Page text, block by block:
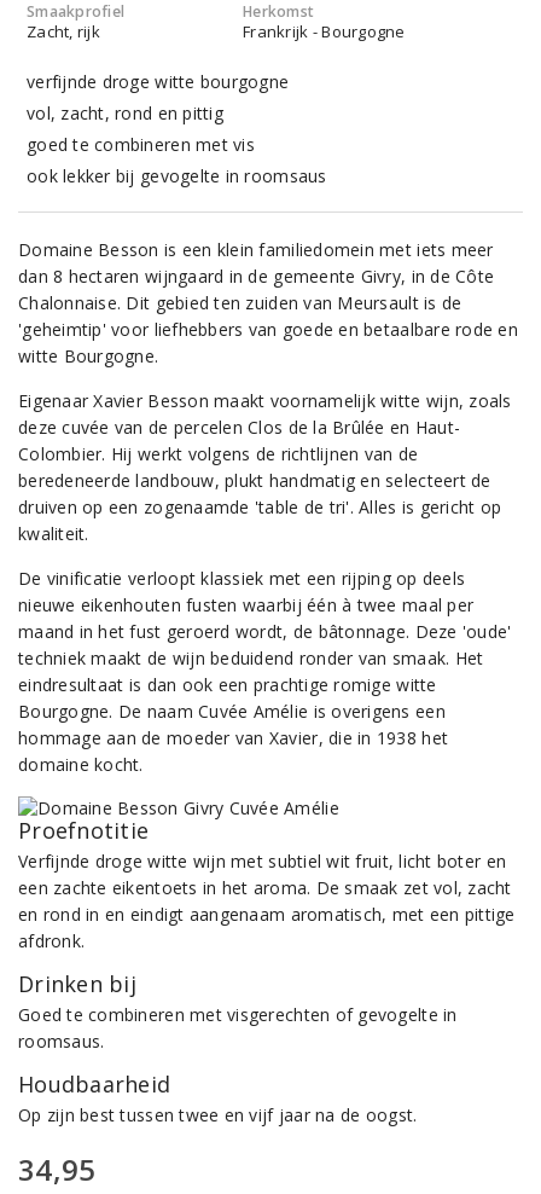
Smaakprofiel
Zacht, rijk
Herkomst
Frankrijk - Bourgogne
verfijnde droge witte bourgogne
vol, zacht, rond en pittig
goed te combineren met vis
ook lekker bij gevogelte in roomsaus
Domaine Besson is een klein familiedomein met iets meer
dan 8 hectaren wijngaard in de gemeente Givry, in de Côte
Chalonnaise. Dit gebied ten zuiden van Meursault is de
'geheimtip' voor liefhebbers van goede en betaalbare rode en
witte Bourgogne.
Eigenaar Xavier Besson maakt voornamelijk witte wijn, zoals
deze cuvée van de percelen Clos de la Brûlée en Haut-
Colombier. Hij werkt volgens de richtlijnen van de
beredeneerde landbouw, plukt handmatig en selecteert de
druiven op een zogenaamde 'table de tri'. Alles is gericht op
kwaliteit.
De vinificatie verloopt klassiek met een rijping op deels
nieuwe eikenhouten fusten waarbij één à twee maal per
maand in het fust geroerd wordt, de bâtonnage. Deze 'oude'
techniek maakt de wijn beduidend ronder van smaak. Het
eindresultaat is dan ook een prachtige romige witte
Bourgogne. De naam Cuvée Amélie is overigens een
hommage aan de moeder van Xavier, die in 1938 het
domaine kocht.
Proefnotitie
Verfijnde droge witte wijn met subtiel wit fruit, licht boter en
een zachte eikentoets in het aroma. De smaak zet vol, zacht
en rond in en eindigt aangenaam aromatisch, met een pittige
afdronk.
Drinken bij
Goed te combineren met visgerechten of gevogelte in
roomsaus.
Houdbaarheid
Op zijn best tussen twee en vijf jaar na de oogst.
34,95